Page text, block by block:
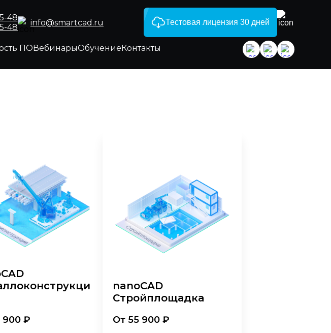
48
48
info@smartcad.ru Тестовая лицензия 30 дней
ПОВебинарыОбучениеКонтакты
900 ₽
nanoCAD
Стройплощадка
От 55 900 ₽